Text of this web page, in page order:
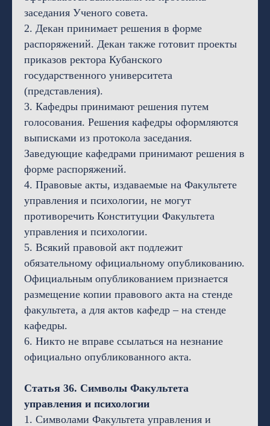
заседания Ученого совета.
2. Декан принимает решения в форме
распоряжений. Декан также готовит проекты
приказов ректора Кубанского
государственного университета
(представления).
3. Кафедры принимают решения путем
голосования. Решения кафедры оформляются
выписками из протокола заседания.
Заведующие кафедрами принимают решения в
форме распоряжений.
4. Правовые акты, издаваемые на Факультете
управления и психологии, не могут
противоречить Конституции Факультета
управления и психологии.
5. Всякий правовой акт подлежит
обязательному официальному опубликованию.
Официальным опубликованием признается
размещение копии правового акта на стенде
факультета, а для актов кафедр – на стенде
кафедры.
6. Никто не вправе ссылаться на незнание
официально опубликованного акта.
Статья 36. Символы Факультета
управления и психологии
1. Символами Факультета управления и